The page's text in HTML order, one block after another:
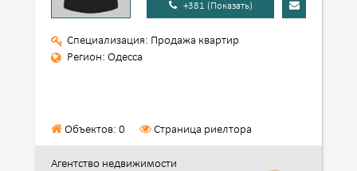
+381 (Показать)
Специализация: Продажа квартир
Регион: Одесса
Объектов: 0 Страница риелтора
Агентство недвижимости